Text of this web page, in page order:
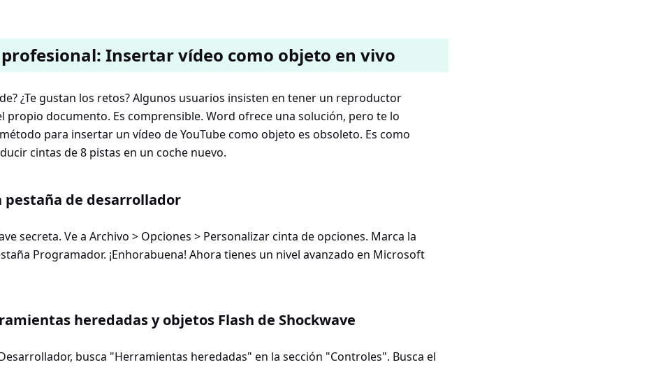
Insertar vídeo como objeto en vivo
¿Te gustan los retos? Algunos usuarios insisten en tener un reproductor
propio documento. Es comprensible. Word ofrece una solución, pero te lo
para insertar un vídeo de YouTube como objeto es obsoleto. Es como
cintas de 8 pistas en un coche nuevo.
de desarrollador
secreta. Ve a Archivo > Opciones > Personalizar cinta de opciones. Marca la
Programador. ¡Enhorabuena! Ahora tienes un nivel avanzado en Microsoft
heredadas y objetos Flash de Shockwave
busca "Herramientas heredadas" en la sección "Controles". Busca el